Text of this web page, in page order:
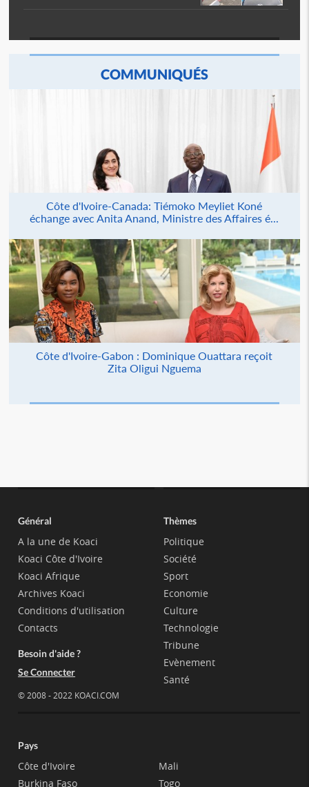
COMMUNIQUÉS
Côte d'Ivoire-Canada: Tiémoko Meyliet Koné
échange avec Anita Anand, Ministre des Affaires é...
Côte d'Ivoire-Gabon : Dominique Ouattara reçoit
Zita Oligui Nguema
Général
A la une de Koaci
Koaci Côte d'Ivoire
Koaci Afrique
Archives Koaci
Conditions d'utilisation
Contacts
Besoin d'aide ?
Se Connecter
© 2008 - 2022 KOACI.COM
Thèmes
Politique
Société
Sport
Economie
Culture
Technologie
Tribune
Evènement
Santé
Pays
Côte d'Ivoire
Burkina Faso
Mali
Togo